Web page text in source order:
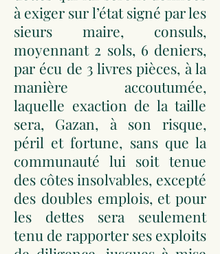
à exiger sur l’état signé par les
sieurs maire, consuls,
moyennant 2 sols, 6 deniers,
par écu de 3 livres pièces, à la
manière accoutumée,
laquelle exaction de la taille
sera, Gazan, à son risque,
péril et fortune, sans que la
communauté lui soit tenue
des côtes insolvables, excepté
des doubles emplois, et pour
les dettes sera seulement
tenu de rapporter ses exploits